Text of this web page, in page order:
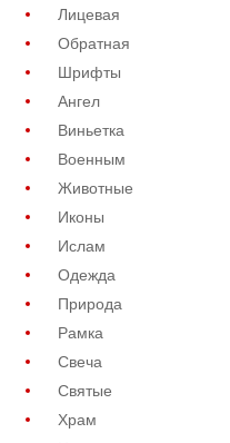
Лицевая
Обратная
Шрифты
Ангел
Виньетка
Военным
Животные
Иконы
Ислам
Одежда
Природа
Рамка
Свеча
Святые
Храм